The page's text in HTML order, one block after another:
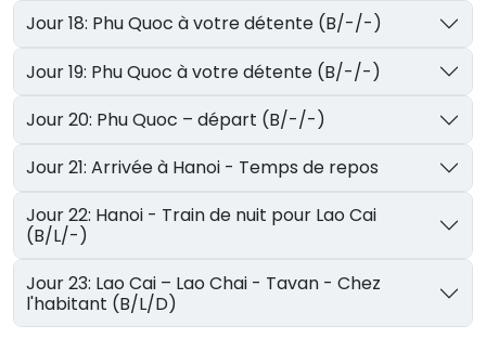
Jour 18: Phu Quoc à votre détente (B/-/-)
Jour 19: Phu Quoc à votre détente (B/-/-)
Jour 20: Phu Quoc – départ (B/-/-)
Jour 21: Arrivée à Hanoi - Temps de repos
Jour 22: Hanoi - Train de nuit pour Lao Cai
(B/L/-)
Jour 23: Lao Cai – Lao Chai - Tavan - Chez
l'habitant (B/L/D)